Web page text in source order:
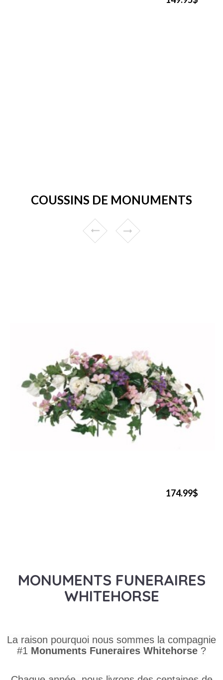
COUSSINS DE MONUMENTS
174.99$
MONUMENTS FUNERAIRES
WHITEHORSE
La raison pourquoi nous sommes la compagnie
#1 Monuments Funeraires Whitehorse ?